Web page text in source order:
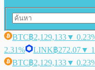
BTC฿2,129,133▼
2.31%
LINK฿272.07▼
BTC฿2,129,133▼